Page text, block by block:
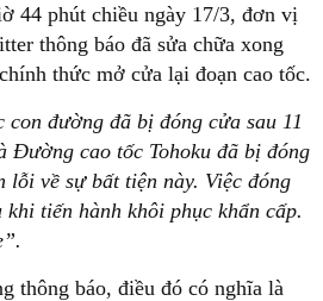
44 phút chiều ngày 17/3, đơn vị
thông báo đã sửa chữa xong
thức mở cửa lại đoạn cao tốc.
đường đã bị đóng cửa sau 11
Đường cao tốc Tohoku đã bị đóng
về sự bất tiện này. Việc đóng
tiến hành khôi phục khẩn cấp.
thông báo, điều đó có nghĩa là